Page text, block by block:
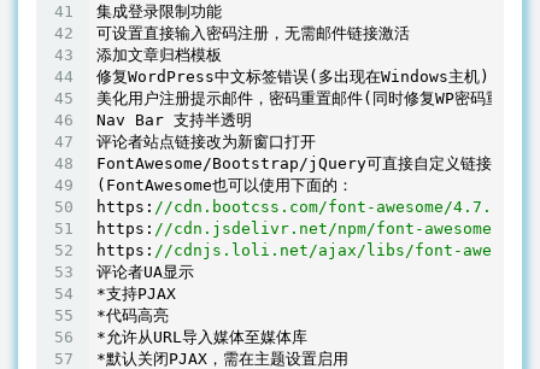
集成登录限制功能
可设置直接输入密码注册，无需邮件链接激活
添加文章归档模板
修复WordPress中文标签错误(多出现在Windows主机)
美化用户注册提示邮件，密码重置邮件(同时修复WP密码重置
Nav Bar 支持半透明
评论者站点链接改为新窗口打开
FontAwesome/Bootstrap/jQuery可直接自定义链接(免费
(FontAwesome也可以使用下面的：
https: //cdn.bootcss.com/font-awesome/4.7.0/
https: //cdn.jsdelivr.net/npm/font-
https: //cdnjs.loli.net/ajax/libs/font-awesome/
评论者UA显示
*支持PJAX
*代码高亮
*允许从URL导入媒体至媒体库
*默认关闭PJAX，需在主题设置启用